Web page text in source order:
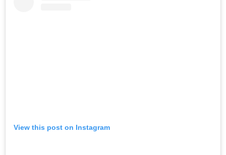
View this post on Instagram